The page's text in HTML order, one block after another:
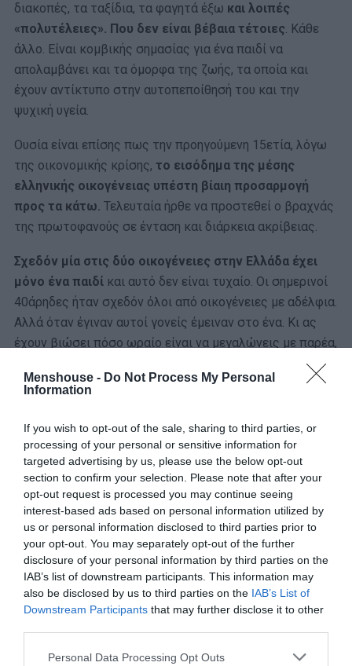
Menshouse - Do Not Process My Personal
Information
If you wish to opt-out of the sale, sharing to third parties, or
processing of your personal or sensitive information for
targeted advertising by us, please use the below opt-out
section to confirm your selection. Please note that after your
opt-out request is processed you may continue seeing
interest-based ads based on personal information utilized by
us or personal information disclosed to third parties prior to
your opt-out. You may separately opt-out of the further
disclosure of your personal information by third parties on the
IAB’s list of downstream participants. This information may
also be disclosed by us to third parties on the IAB’s List of
Downstream Participants that may further disclose it to other
Personal Data Processing Opt Outs
διακοπές, τα ταξίδια, τα φαγητά έξω και λοιπές
«πολυτέλειες». Που δεν είναι βέβαια τέτοιες. Κάθε
άλλο. Είναι κομβικής σημασίας για ένα παιδί να
απολαμβάνει και τα όμορφα της ζωής, τα οποία και
έχουν αντίκτυπο στην αυτοπεποίθησή του και την
ψυχική υγεία.
Ουσία είναι επίσης πως την προηγούμενη 15ετία, λόγω
της οικονομικής κρίσης, το εισόδημα της μέσης
ελληνικής οικογένειας υπέστη βίαιη προσαρμογή
προς τα κάτω. Τελευταία ήρθε να προστεθεί ο βραχνάς
της πρωτοφανούς σε ένταση και διάρκεια ακρίβειας.
Σχεδόν μία στις δύο οικογένειες στην Ελλάδα έχει
μόνο ένα παιδί και αυτό δεν είναι τυχαίο. Οι σημερινοί
40άρηδες ήταν σχεδόν όλοι από οικογένειες με αδέλφια.
Αλλά όταν έγιναν αυτοί γονείς έμειναν στο ένα. Κι ας
έχουν βιώσει πόσο ωραίο είναι να μεγαλώνεις με παρέα,
αποδείχτηκε πιο αδύναμο στη σύγκριση με το «μπορώ».
περισσότερα παιδιά (τολμάει να) κάνει κανείς.
Την ίδια στιγμή, δεν υπάρχει πρακτικά καμιά φορολογική
ελάφρυνση της προκοπής, το κράτος δεν λειτουργεί
βοηθητικά σε αντίθεση με άλλες χώρες (Γαλλία, Ιταλία,
Πολωνία, Ουγγαρία, Ισπανία και Πορτογαλία)που
έχοντας αντιληφθεί πλήρως πως το ζήτημα της
υπογεννητικότητας είναι υπαρξιακό , έχουν θέσει σε
εφαρμογή δραστικές φοροαπαλλαγές, που φτάνουν ως
και σε μηδενικό φόρο για πάνω από δύο παιδιά.
Είναι χαρακτηριστικό πως η χώρα μας έχει την 4η